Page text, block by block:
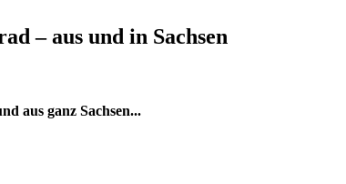
– aus und in Sachsen
aus ganz Sachsen...